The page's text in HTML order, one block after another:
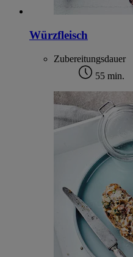
Würzfleisch
Zubereitungsdauer
55 min.